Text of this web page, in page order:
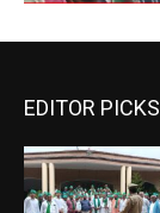
EDITOR PICKS